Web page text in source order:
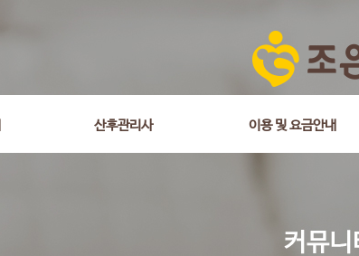
산후관리사 이용 및 요금안내